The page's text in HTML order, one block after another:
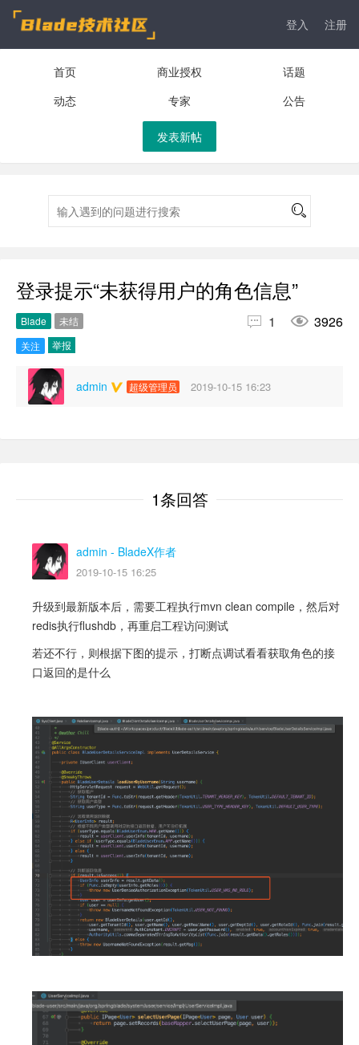
登入 注册
首页 商业授权
话题
动态
专家 公告
发表新帖
登录提示“未获得用户的角色信息”
Blade
未结
关注
举报
 1  3926
admin 超级管理员 2019-10-15 16:23
1条回答
admin - BladeX作者
2019-10-15 16:25
升级到最新版本后，需要工程执行mvn clean compile，然后对
redis执行flushdb，再重启工程访问测试
若还不行，则根据下图的提示，打断点调试看看获取角色的接
口返回的是什么